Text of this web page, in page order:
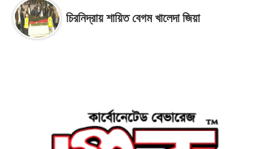
চিরনিদ্রায় শায়িত বেগম খালেদা জিয়া